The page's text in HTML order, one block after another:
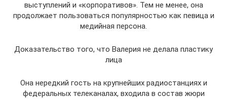
выступлений и «корпоративов». Тем не менее, она
продолжает пользоваться популярностью как певица и
медийная персона.
Доказательство того, что Валерия не делала пластику
лица
Она нередкий гость на крупнейших радиостанциях и
федеральных телеканалах, входила в состав жюри